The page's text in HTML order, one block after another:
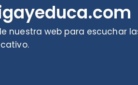
nuestra web para escuchar